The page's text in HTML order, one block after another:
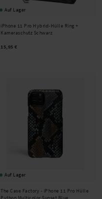
Auf Lager
iPhone 11 Pro Hybrid-Hülle Ring +
Kameraschutz Schwarz
15,95 €
Auf Lager
The Case Factory - iPhone 11 Pro Hülle